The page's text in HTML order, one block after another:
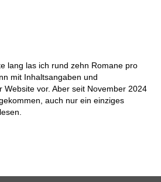
lang las ich rund zehn Romane pro
mit Inhaltsangaben und
Website vor. Aber seit November 2024
auch nur ein einziges